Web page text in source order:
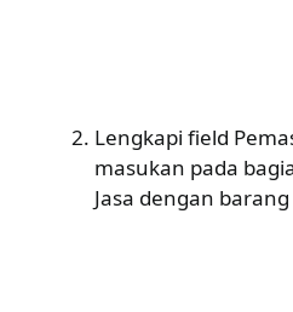
Lengkapi field
masukan pada
Jasa dengan